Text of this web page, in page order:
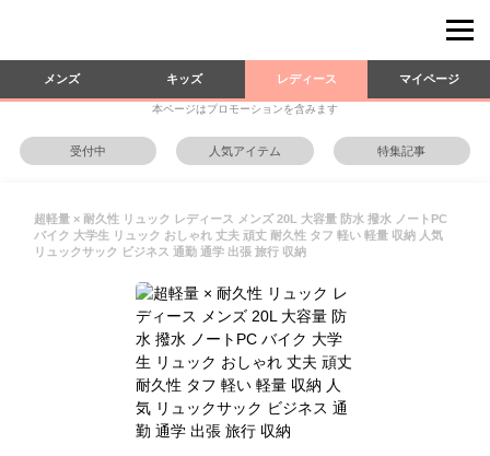
メンズ キッズ レディース マイページ
本ページはプロモーションを含みます
受付中 人気アイテム 特集記事
超軽量 × 耐久性 リュック レディース メンズ 20L 大容量 防水 撥水 ノートPC
バイク 大学生 リュック おしゃれ 丈夫 頑丈 耐久性 タフ 軽い 軽量 収納 人気
リュックサック ビジネス 通勤 通学 出張 旅行 収納